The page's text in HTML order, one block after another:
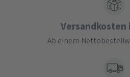
Versandkosten
Ab einem